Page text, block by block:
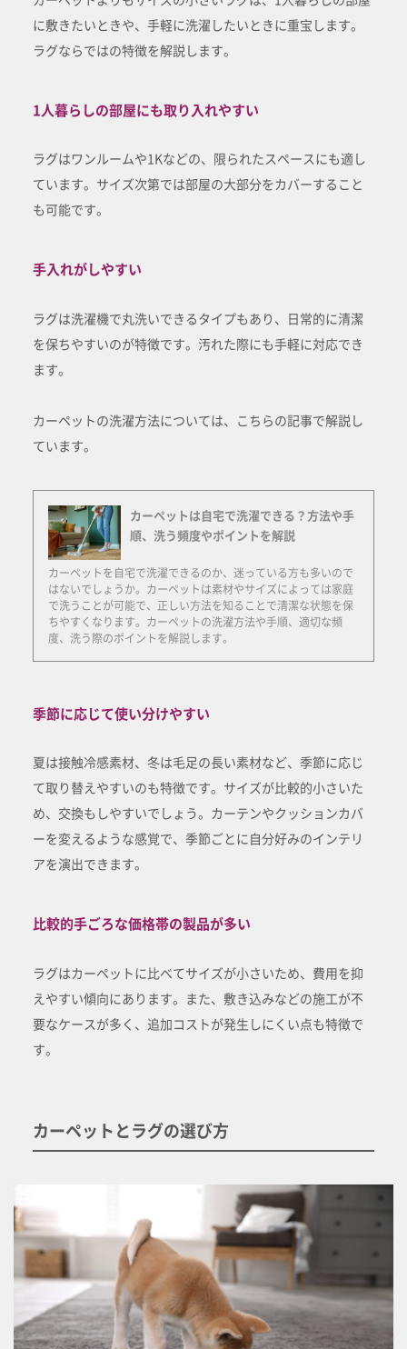
に敷きたいときや、手軽に洗濯したいときに重宝します。
ラグならではの特徴を解説します。
1人暮らしの部屋にも取り入れやすい
ラグはワンルームや1Kなどの、限られたスペースにも適し
ています。サイズ次第では部屋の大部分をカバーすること
も可能です。
手入れがしやすい
ラグは洗濯機で丸洗いできるタイプもあり、日常的に清潔
を保ちやすいのが特徴です。汚れた際にも手軽に対応でき
ます。
カーペットの洗濯方法については、こちらの記事で解説し
ています。
カーペットは自宅で洗濯できる？方法や手
順、洗う頻度やポイントを解説
カーペットを自宅で洗濯できるのか、迷っている方も多いので
はないでしょうか。カーペットは素材やサイズによっては家庭
で洗うことが可能で、正しい方法を知ることで清潔な状態を保
ちやすくなります。カーペットの洗濯方法や手順、適切な頻
度、洗う際のポイントを解説します。
季節に応じて使い分けやすい
夏は接触冷感素材、冬は毛足の長い素材など、季節に応じ
て取り替えやすいのも特徴です。サイズが比較的小さいた
め、交換もしやすいでしょう。カーテンやクッションカバ
ーを変えるような感覚で、季節ごとに自分好みのインテリ
アを演出できます。
比較的手ごろな価格帯の製品が多い
ラグはカーペットに比べてサイズが小さいため、費用を抑
えやすい傾向にあります。また、敷き込みなどの施工が不
要なケースが多く、追加コストが発生しにくい点も特徴で
す。
カーペットとラグの選び方